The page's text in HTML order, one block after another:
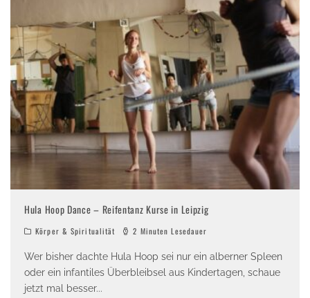
Hula Hoop Dance – Reifentanz Kurse in Leipzig
Körper & Spiritualität 2 Minuten Lesedauer
Wer bisher dachte Hula Hoop sei nur ein alberner Spleen
oder ein infantiles Überbleibsel aus Kindertagen, schaue
jetzt mal besser...